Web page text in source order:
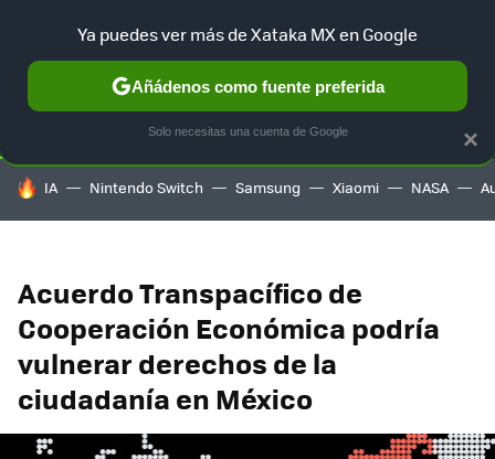
SELECCIÓN GAMING HOME AUTO TERRITORIO
HOY SE HABLA DE
IA Nintendo Switch Samsung Xiaomi NASA
Acuerdo Transpacífico de
Cooperación Económica podría
vulnerar derechos de la
ciudadanía en México
×
Ya puedes ver más de Xataka MX en Google
Añádenos como fuente preferida
Solo necesitas una cuenta de Google